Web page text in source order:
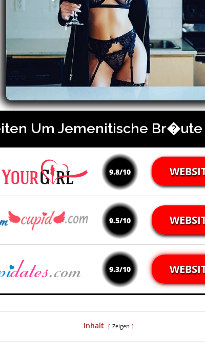
Um Jemenitische Br�ute
9.8/10
9.5/10
9.3/10
Inhalt Zeigen